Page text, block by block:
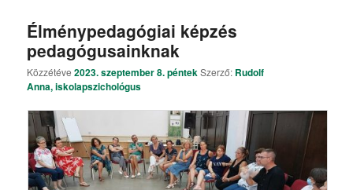
Élménypedagógiai képzés
pedagógusainknak
Közzétéve2023. szeptember 8. péntekSzerző: Rudolf
Anna, iskolapszichológus